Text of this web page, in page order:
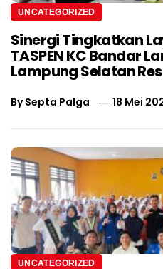
UNCATEGORIZED
Sinergi Tingkatkan
TASPEN KC Bandar
Lampung Selatan
BySepta Palga 18 Mei
UNCATEGORIZED